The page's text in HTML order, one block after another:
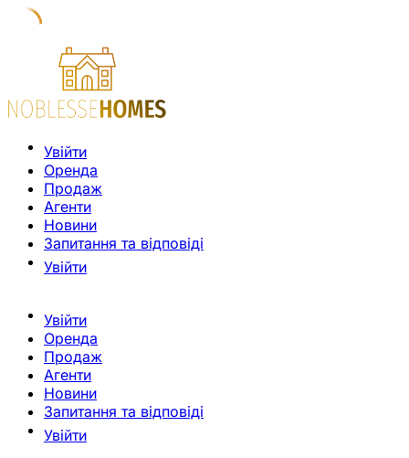
Увійти
Оренда
Продаж
Агенти
Новини
Запитання та відповіді
Увійти
Увійти
Оренда
Продаж
Агенти
Новини
Запитання та відповіді
Увійти